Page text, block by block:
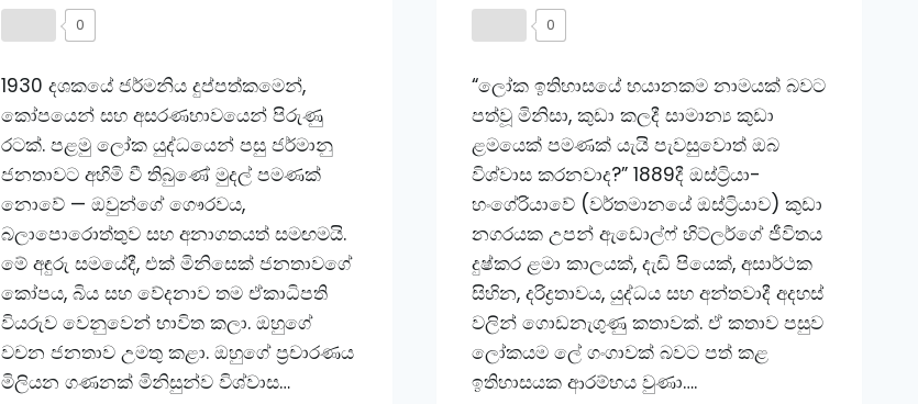
0
1930 දශකයේ ජර්මනිය දුප්පත්කමෙන්,
කෝපයෙන් සහ අසරණභාවයෙන් පිරුණු
රටක්. පළමු ලෝක යුද්ධයෙන් පසු ජර්මානු
ජනතාවට අහිමි වී තිබුණේ මුදල් පමණක්
නොවේ — ඔවුන්ගේ ගෞරවය,
බලාපොරොත්තුව සහ අනාගතයත් සමඟමයි.
මේ අඳුරු සමයේදී, එක් මිනිසෙක් ජනතාවගේ
කෝපය, බිය සහ වේදනාව තම ඒකාධිපති
වියරුව වෙනුවෙන් භාවිත කලා. ඔහුගේ
වචන ජනතාව උමතු කළා. ඔහුගේ ප්‍රචාරණය
මිලියන ගණනක් මිනිසුන්ව විශ්වාස…
0
“ලෝක ඉතිහාසයේ භයානකම නාමයක් බවට
පත්වූ මිනිසා, කුඩා කලදී සාමාන්‍ය කුඩා
ළමයෙක් පමණක් යැයි පැවසුවොත් ඔබ
විශ්වාස කරනවාද?” 1889දී ඔස්ට්‍රියා-
හංගේරියාවේ (වර්තමානයේ ඔස්ට්‍රියාව) කුඩා
නගරයක උපන් ඇඩොල්ෆ් හිට්ලර්ගේ ජීවිතය
දුෂ්කර ළමා කාලයක්, දැඩි පියෙක්, අසාර්ථක
සිහින, දරිද්‍රතාවය, යුද්ධය සහ අන්තවාදී අදහස්
වලින් ගොඩනැගුණු කතාවක්. ඒ කතාව පසුව
ලෝකයම ලේ ගංගාවක් බවට පත් කළ
ඉතිහාසයක ආරම්භය වුණා….